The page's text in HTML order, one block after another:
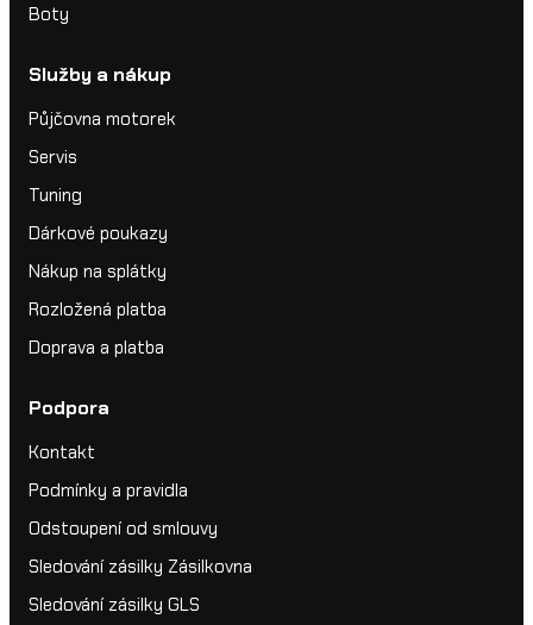
Boty
Služby a nákup
Půjčovna motorek
Servis
Tuning
Dárkové poukazy
Nákup na splátky
Rozložená platba
Doprava a platba
Podpora
Kontakt
Podmínky a pravidla
Odstoupení od smlouvy
Sledování zásilky Zásilkovna
Sledování zásilky GLS